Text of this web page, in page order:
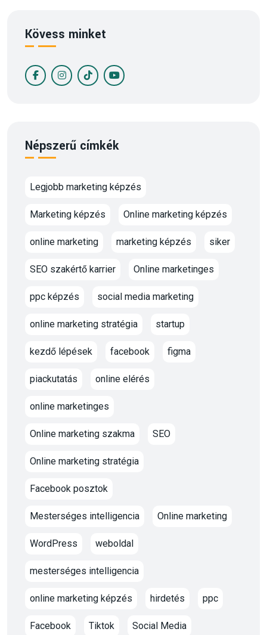
Kövess minket
Népszerű címkék
Legjobb marketing képzés
Marketing képzés Online marketing képzés
online marketing marketing képzés siker
SEO szakértő karrier Online marketinges
ppc képzés social media marketing
online marketing stratégia startup
kezdő lépések facebook figma
piackutatás online elérés
online marketinges
Online marketing szakma SEO
Online marketing stratégia
Facebook posztok
Mesterséges intelligencia Online marketing
WordPress weboldal
mesterséges intelligencia
online marketing képzés hirdetés ppc
Facebook Tiktok Social Media